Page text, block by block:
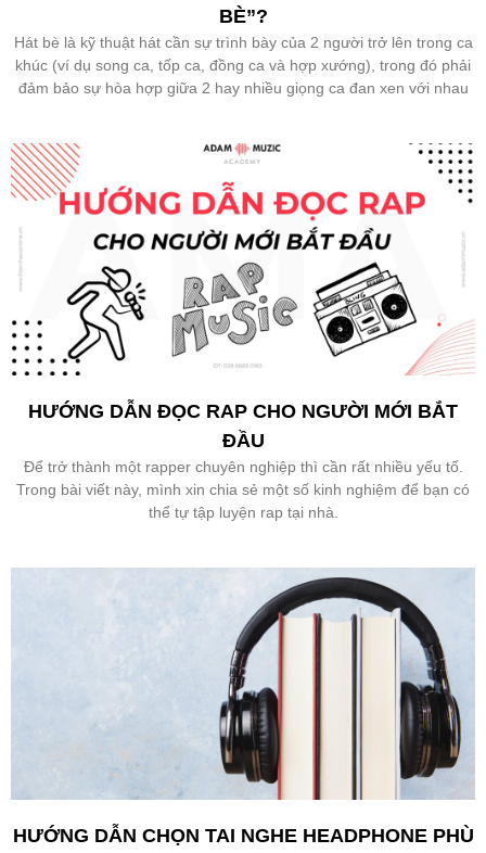
BÈ”?
Hát bè là kỹ thuật hát cần sự trình bày của 2 người trở lên trong ca
khúc (ví dụ song ca, tốp ca, đồng ca và hợp xướng), trong đó phải
đảm bảo sự hòa hợp giữa 2 hay nhiều giọng ca đan xen với nhau
HƯỚNG DẪN ĐỌC RAP CHO NGƯỜI MỚI BẮT
ĐẦU
Để trở thành một rapper chuyên nghiệp thì cần rất nhiều yếu tố.
Trong bài viết này, mình xin chia sẻ một số kinh nghiệm để bạn có
thể tự tập luyện rap tại nhà.
HƯỚNG DẪN CHỌN TAI NGHE HEADPHONE PHÙ